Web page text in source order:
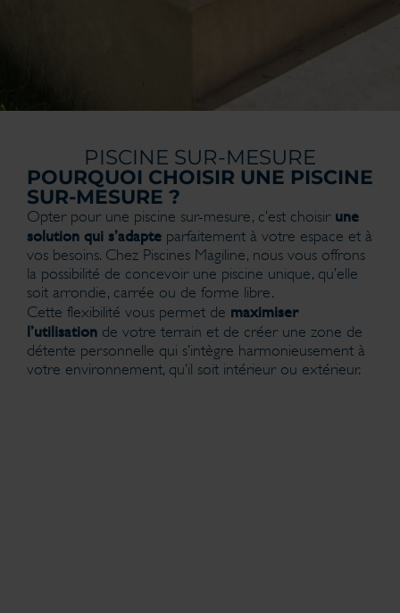
PISCINE SUR-MESURE
POURQUOI CHOISIR UNE PISCINE
SUR-MESURE ?
Opter pour une piscine sur-mesure, c’est choisir une
solution qui s’adapte parfaitement à votre espace et à
vos besoins. Chez Piscines Magiline, nous vous offrons
la possibilité de concevoir une piscine unique, qu’elle
soit arrondie, carrée ou de forme libre.
Cette flexibilité vous permet de maximiser
l’utilisation de votre terrain et de créer une zone de
détente personnelle qui s’intègre harmonieusement à
votre environnement, qu’il soit intérieur ou extérieur.